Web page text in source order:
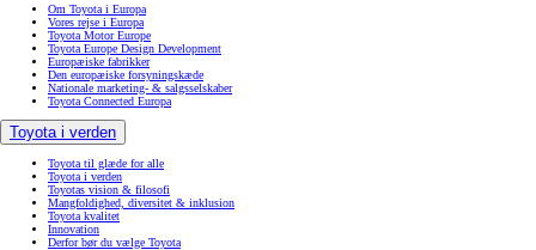
Om Toyota i Europa
Vores rejse i Europa
Toyota Motor Europe
Toyota Europe Design Development
Europæiske fabrikker
Den europæiske forsyningskæde
Nationale marketing- & salgsselskaber
Toyota Connected Europa
Toyota i verden
Toyota til glæde for alle
Toyota i verden
Toyotas vision & filosofi
Mangfoldighed, diversitet & inklusion
Toyota kvalitet
Innovation
Derfor bør du vælge Toyota